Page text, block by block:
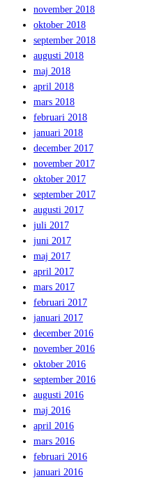
november 2018
oktober 2018
september 2018
augusti 2018
maj 2018
april 2018
mars 2018
februari 2018
januari 2018
december 2017
november 2017
oktober 2017
september 2017
augusti 2017
juli 2017
juni 2017
maj 2017
april 2017
mars 2017
februari 2017
januari 2017
december 2016
november 2016
oktober 2016
september 2016
augusti 2016
maj 2016
april 2016
mars 2016
februari 2016
januari 2016